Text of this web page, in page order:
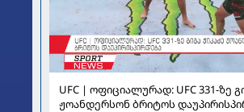
UFC | ოფიციალურად: UFC 331-ზე
ჟოანდერსონ ბრიტოს